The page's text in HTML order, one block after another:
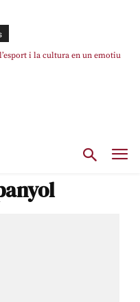
i la cultura en un emotiu
a Girona pels àudios però